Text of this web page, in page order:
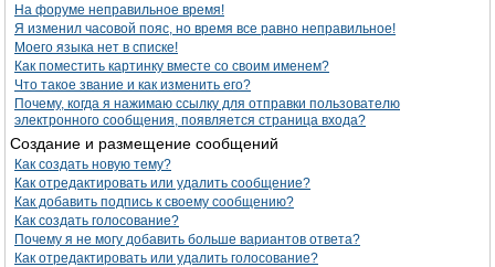
На форуме неправильное время!
Я изменил часовой пояс, но время все равно неправильное!
Моего языка нет в списке!
Как поместить картинку вместе со своим именем?
Что такое звание и как изменить его?
Почему, когда я нажимаю ссылку для отправки пользователю
электронного сообщения, появляется страница входа?
Создание и размещение сообщений
Как создать новую тему?
Как отредактировать или удалить сообщение?
Как добавить подпись к своему сообщению?
Как создать голосование?
Почему я не могу добавить больше вариантов ответа?
Как отредактировать или удалить голосование?